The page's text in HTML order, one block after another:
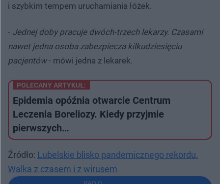
i szybkim tempem uruchamiania łóżek.
- Jednej doby pracuje dwóch-trzech lekarzy. Czasami
nawet jedna osoba zabezpiecza kilkudziesięciu
pacjentów- mówi jedna z lekarek.
POLECANY ARTYKUŁ:
Epidemia opóźnia otwarcie Centrum
Leczenia Boreliozy. Kiedy przyjmie
pierwszych…
Źródło: Lubelskie blisko pandemicznego rekordu.
Walka z czasem i z wirusem